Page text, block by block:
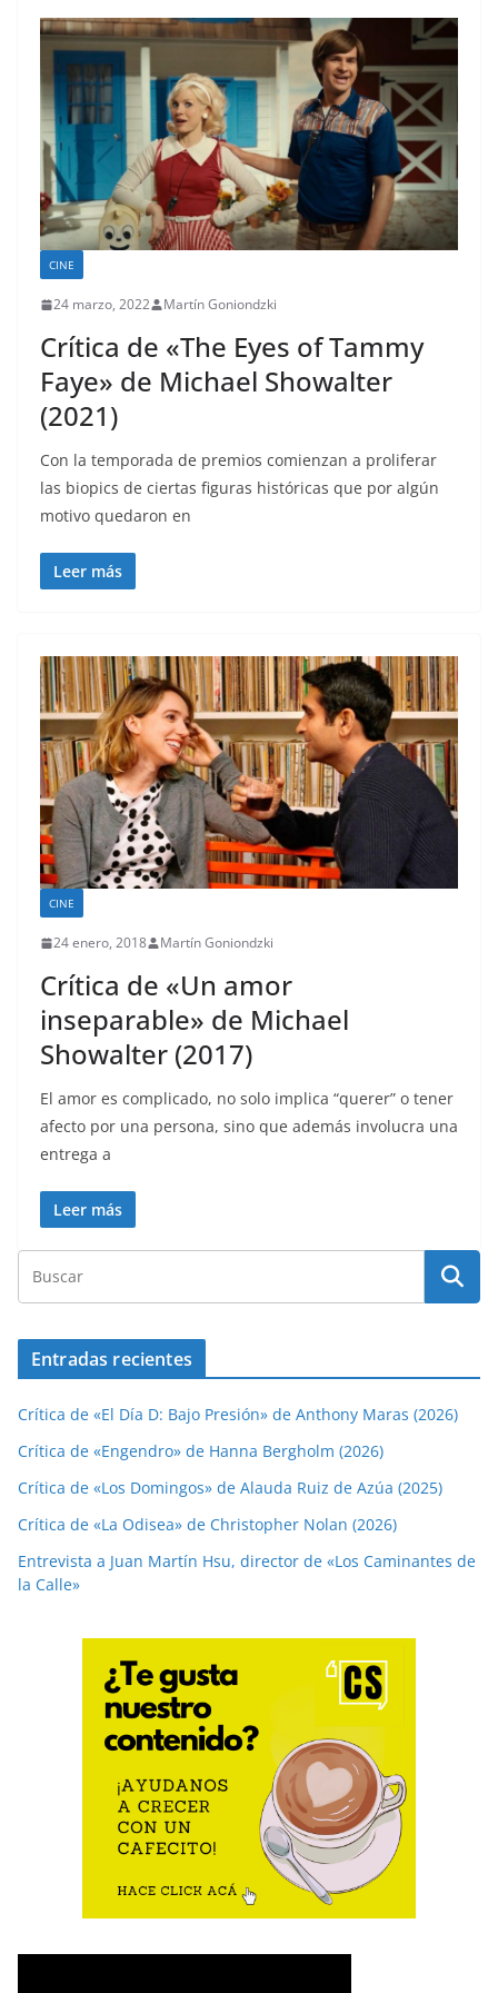
CINE
24 marzo, 2022 Martín Goniondzki
Crítica de «The Eyes of Tammy
Faye» de Michael Showalter
(2021)
Con la temporada de premios comienzan a proliferar
las biopics de ciertas figuras históricas que por algún
motivo quedaron en
Leer más
CINE
24 enero, 2018 Martín Goniondzki
Crítica de «Un amor
inseparable» de Michael
Showalter (2017)
El amor es complicado, no solo implica “querer” o tener
afecto por una persona, sino que además involucra una
entrega a
Leer más
Entradas recientes
Crítica de «El Día D: Bajo Presión» de Anthony Maras (2026)
Crítica de «Engendro» de Hanna Bergholm (2026)
Crítica de «Los Domingos» de Alauda Ruiz de Azúa (2025)
Crítica de «La Odisea» de Christopher Nolan (2026)
Entrevista a Juan Martín Hsu, director de «Los Caminantes de
la Calle»